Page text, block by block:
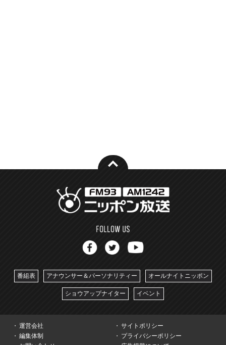
番組表 アナウンサー＆パーソナリティー オールナイトニッポン
ショウアップナイター イベント
運営会社
サイトポリシー
編集体制
プライバシーポリシー